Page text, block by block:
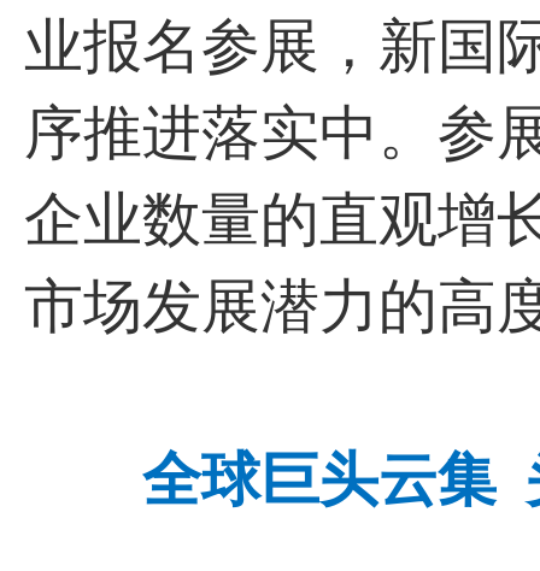
业报名参展，新国
序推进落实中。参
企业数量的直观增
市场发展潜力的高
全球巨头云集